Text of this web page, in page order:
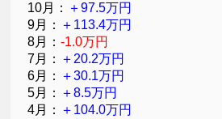
10月： ＋97.5万円
9月： ＋113.4万円
8月：-1.0万円
7月： ＋20.2万円
6月： ＋30.1万円
5月： ＋8.5万円
4月： ＋104.0万円